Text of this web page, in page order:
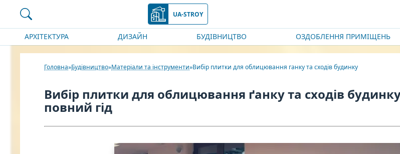
UA-STROY
АРХІТЕКТУРА ДИЗАЙН БУДІВНИЦТВО ОЗДОБЛЕННЯ ПРИМІЩЕНЬ
Головна Будівництво Матеріали та інструменти Вибір плитки для облицювання ганку та сходів будинку
Вибір плитки для облицювання ґанку та сходів
повний гід